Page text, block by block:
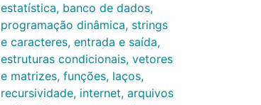
estatística, banco de dados,
programação dinâmica, strings
e caracteres, entrada e saída,
estruturas condicionais, vetores
e matrizes, funções, laços,
recursividade, internet, arquivos